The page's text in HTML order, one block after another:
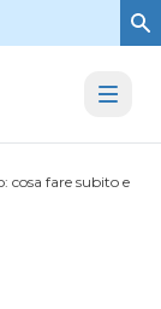
cosa fare subito e